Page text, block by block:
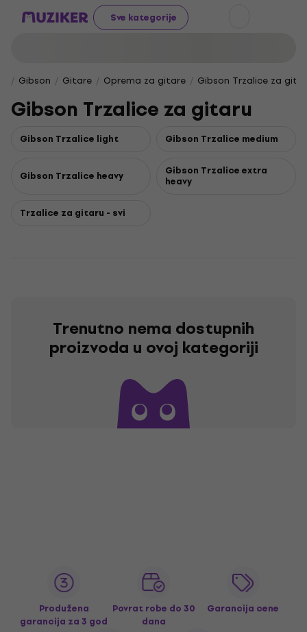
Sve kategorije
Gibson Gitare Oprema za gitare Gibson Trzalice za
Gibson Trzalice za gitaru
Gibson Trzalice light Gibson Trzalice medium
Gibson Trzalice heavy Gibson Trzalice extra
heavy
Trzalice za gitaru - svi
Trenutno nema dostupnih
proizvoda u ovoj kategoriji
Produžena
garancija za 3 god
Povrat robe do 30
dana
Garancija cene